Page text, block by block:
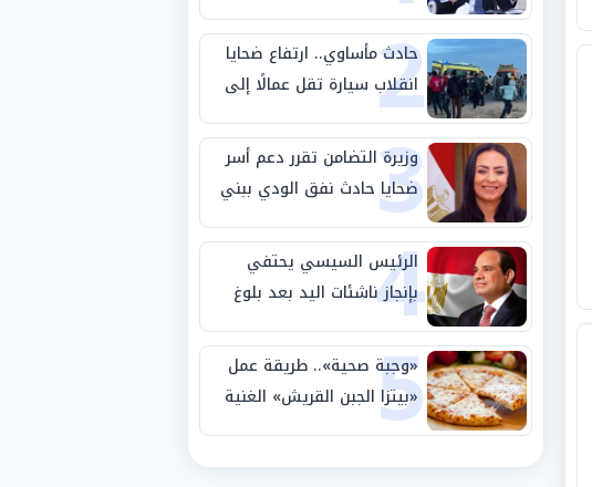
طريق بني سويف الصحراوي
2
حادث مأساوي.. ارتفاع ضحايا
انقلاب سيارة تقل عمالًا إلى
14 شخصًا
3
وزيرة التضامن تقرر دعم أسر
ضحايا حادث نفق الودي ببني
سويف
4
الرئيس السيسي يحتفي
بإنجاز ناشئات اليد بعد بلوغ
نصف نهائي كأس العالم
5
«وجبة صحية».. طريقة عمل
«بيتزا الجبن القريش» الغنية
بالبروتين